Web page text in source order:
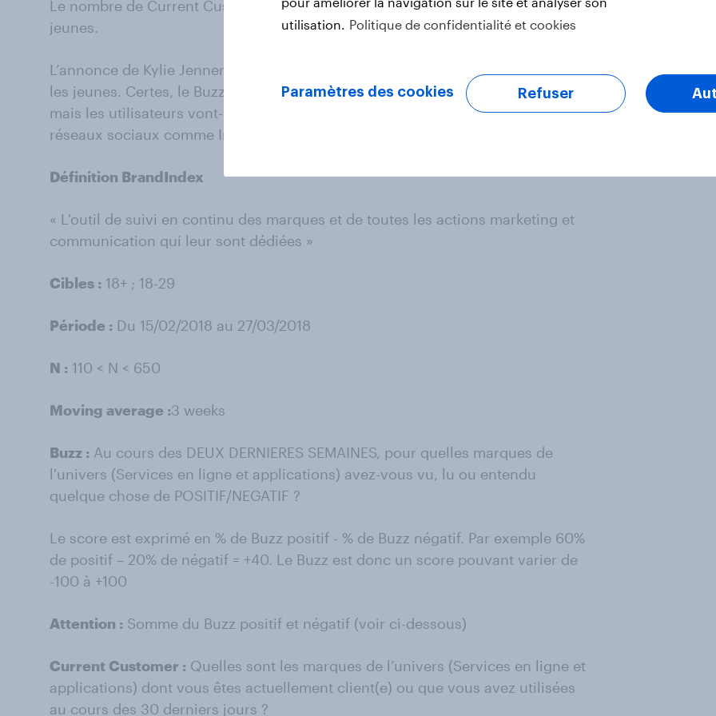
Le nombre de Current Customer stagne chez les 18+ et baisse fortement sur les
jeunes.
L’annonce de Kylie Jenner a eu impact et celui-ci est particulièrement fort chez
les jeunes. Certes, le Buzz de Snapchat retrouve peu à peu son niveau passé
mais les utilisateurs vont-ils revenir ou définitivement partir sur d’autres
réseaux sociaux comme Instagram ?
Définition BrandIndex
« L'outil de suivi en continu des marques et de toutes les actions marketing et
communication qui leur sont dédiées »
Cibles : 18+ ; 18-29
Période : Du 15/02/2018 au 27/03/2018
N : 110 < N < 650
Moving average :3 weeks
Buzz : Au cours des DEUX DERNIERES SEMAINES, pour quelles marques de
l'univers (Services en ligne et applications) avez-vous vu, lu ou entendu
quelque chose de POSITIF/NEGATIF ?
Le score est exprimé en % de Buzz positif - % de Buzz négatif. Par exemple 60%
de positif – 20% de négatif = +40. Le Buzz est donc un score pouvant varier de
-100 à +100
Attention : Somme du Buzz positif et négatif (voir ci-dessous)
Current Customer : Quelles sont les marques de l’univers (Services en ligne et
applications) dont vous êtes actuellement client(e) ou que vous avez utilisées
au cours des 30 derniers jours ?
utilisation. Politique de confidentialité et cookies
Paramètres des cookies Refuser